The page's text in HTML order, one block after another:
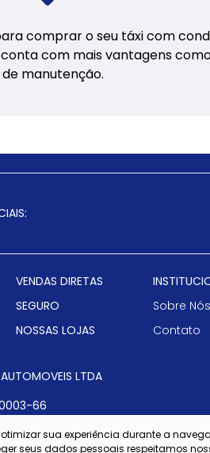
comprar o seu táxi com
com mais vantagens
manutenção.
VENDAS DIRETAS
SEGURO
NOSSAS LOJAS
Sobre Nós
Contato
LTDA
66
sua experiência durante a
seus dados pessoais respeitamos